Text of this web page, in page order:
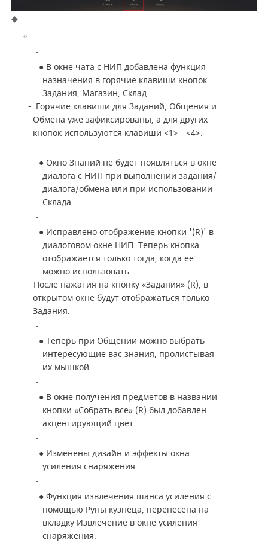
● В окне чата с НИП добавлена функция
назначения в горячие клавиши кнопок
Задания, Магазин, Склад. .
- Горячие клавиши для Заданий, Общения и
Обмена уже зафиксированы, а для других
кнопок используются клавиши <1> - <4>.
● Окно Знаний не будет появляться в окне
диалога с НИП при выполнении задания/
диалога/обмена или при использовании
Склада.
● Исправлено отображение кнопки '(R)' в
диалоговом окне НИП. Теперь кнопка
отображается только тогда, когда ее
можно использовать.
- После нажатия на кнопку «Задания» (R), в
открытом окне будут отображаться только
Задания.
●Теперь при Общении можно выбрать
интересующие вас знания, пролистывая
их мышкой.
● В окне получения предметов в названии
кнопки «Собрать все» (R) был добавлен
акцентирующий цвет.
● Изменены дизайн и эффекты окна
усиления снаряжения.
●Функция извлечения шанса усиления с
помощью Руны кузнеца, перенесена на
вкладку Извлечение в окне усиления
снаряжения.